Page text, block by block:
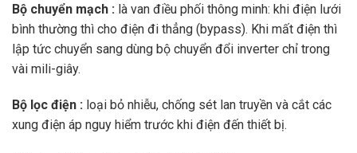
Bộ chuyển mạch : là van điều phối thông minh: khi điện lưới
bình thường thì cho điện đi thẳng (bypass). Khi mất điện thì
lập tức chuyển sang dùng bộ chuyển đổi inverter chỉ trong
vài mili-giây.
Bộ lọc điện : loại bỏ nhiễu, chống sét lan truyền và cắt các
xung điện áp nguy hiểm trước khi điện đến thiết bị.